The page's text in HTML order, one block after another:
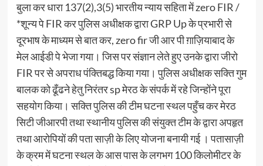
बुला कर धारा 137(2),3(5) भारतीय न्याय सहिता में zero FIR /
*शून्य पे FIR कर पुलिस अधीक्षक द्वारा GRP Up के प्रभारी से
दूरभाष के माध्यम से बात कर, zero fir जी आर पी ग़ाज़ियाबाद के
मेल आईडी पे भेजा गया। जिस पर संज्ञान लेते हुए उनके द्वारा जीरो
FIR पर से अपराध पंक्तिबद्ध किया गया। पुलिस अधीक्षक सक्ति गुम
बालक को ढूँढने हेतु निरंतर sp मेरठ के संपर्क में रहे जिन्होंने पूरा
सहयोग किया। सक्ति पुलिस की टीम घटना स्थल पहुँच कर मेरठ
सिटी जीआरपी तथा स्थानीय पुलिस की संयुक्त टीम के द्वारा अपहृत
तथा आरोपियों की पता साज़ी के लिए योजना बनायी गई । पतासाज़ी
के क्रम में घटना स्थल के आस पास के लगभग 100 किलोमीटर के